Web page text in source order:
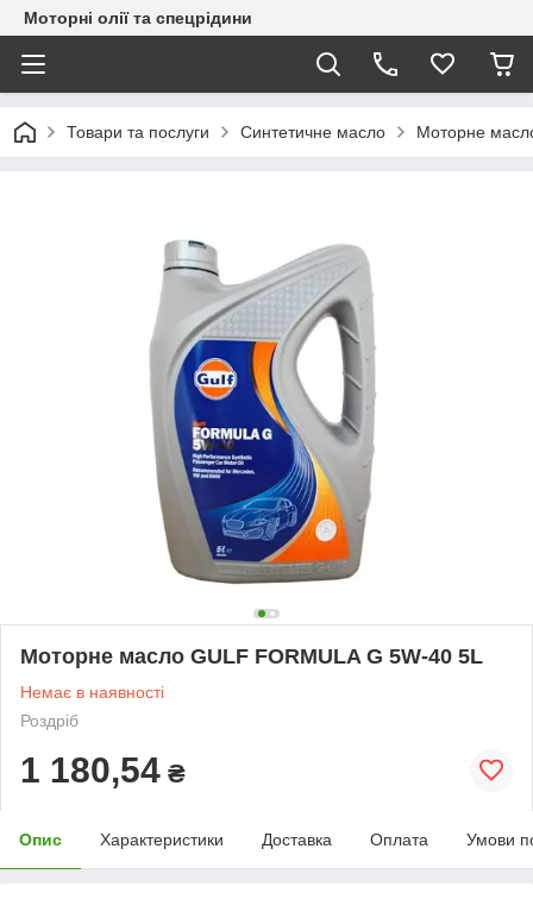
Моторні олії та спецрідини
Товари та послуги Синтетичне масло Моторне
Моторне масло GULF FORMULA G 5W-40 5L
Немає в наявності
Роздріб
1 180,54 ₴
Опис Характеристики Доставка Оплата Умови